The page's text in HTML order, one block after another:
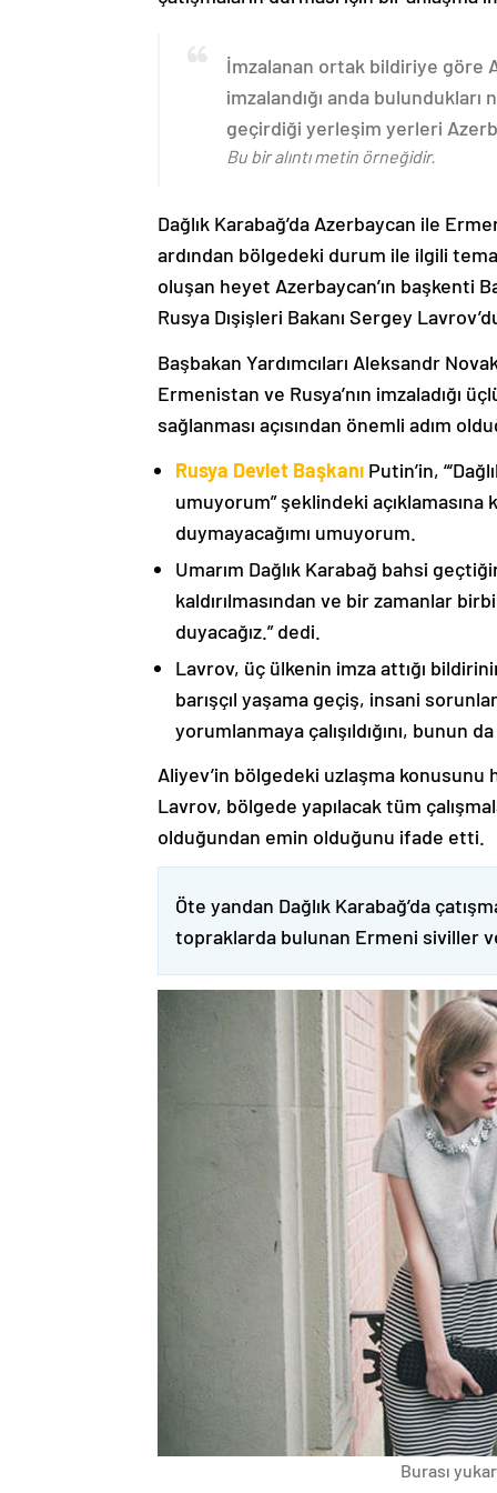
İmzalanan ortak bildiriye göre
imzalandığı anda
geçirdiği yerleşim yerleri
Bu bir alıntı metin örneğidir.
Dağlık Karabağ’da Azerbaycan ile
ardından bölgedeki durum ile ilgili
oluşan heyet Azerbaycan’ın başkenti
Rusya Dışişleri Bakanı Sergey
Başbakan Yardımcıları Aleksandr
Ermenistan ve Rusya’nın imzaladığı
sağlanması açısından önemli adım
Rusya Devlet Başkanı Putin’in,
umuyorum” şeklindeki açıklamasına
duymayacağımı umuyorum.
Umarım Dağlık Karabağ bahsi
kaldırılmasından ve bir zamanlar
duyacağız.” dedi.
Lavrov, üç ülkenin imza attığı
barışçıl yaşama geçiş, insani
yorumlanmaya çalışıldığını, bunun
Aliyev’in bölgedeki uzlaşma
Lavrov, bölgede yapılacak tüm
olduğundan emin olduğunu ifade etti.
Öte yandan Dağlık Karabağ’da
topraklarda bulunan Ermeni siviller
Burası